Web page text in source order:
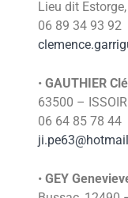
Lieu dit
06 89 34 93 92
• GAUTHIER
63500 –
06 64 85 78 44
• GEY